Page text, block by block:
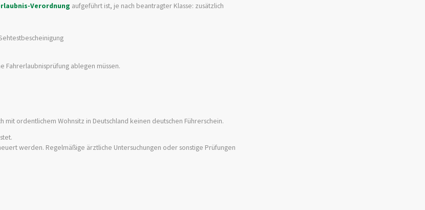
Verordnung aufgeführt ist, je nach beantragter Klasse: zusätzlich
Fahrerlaubnisprüfung ablegen müssen.
ordentlichem Wohnsitz in Deutschland keinen deutschen Führerschein.
werden. Regelmäßige ärztliche Untersuchungen oder sonstige Prüfungen